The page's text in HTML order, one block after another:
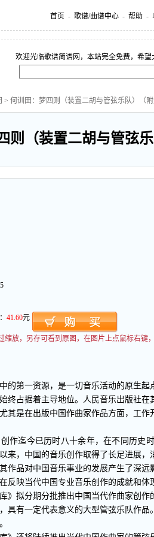
首页 - 歌谱/曲谱中心 - 帮助 -
欢迎光临歌谱简谱网，本站完全免费，希望
> 何训田：梦四则（装置二胡与管弦乐队）（附
则（装置二胡与管弦乐
41.60元
缩放，另存可看到原图，在图片上点鼠标右键
的第一资源，是一切音乐活动的原生
终占据着主导地位。人民音乐出版社
其是在出版中国作曲家作品方面，工
作迄今已历时八十余年，在不同历史
来，中国的音乐创作取得了长足进展
作品对中国音乐事业的发展产生了深
反映当代中国专业音乐创作的成就和体
》拟分期分批推出中国当代作曲家创
具有一定代表意义的大型管弦乐队作